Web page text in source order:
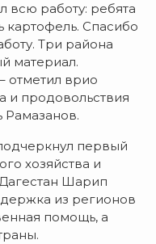
всю работу: ребята
Спасибо
Три района
материал.
отметил врио
и продовольствия
Рамазанов.
первый
хозяйства и
Шарип
из регионов
помощь, а